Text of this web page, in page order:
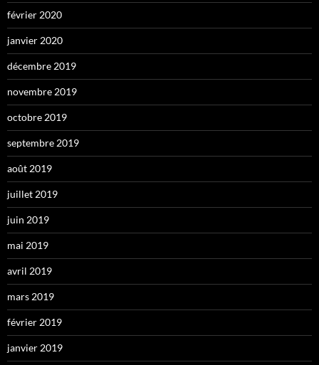
février 2020
janvier 2020
décembre 2019
novembre 2019
octobre 2019
septembre 2019
août 2019
juillet 2019
juin 2019
mai 2019
avril 2019
mars 2019
février 2019
janvier 2019